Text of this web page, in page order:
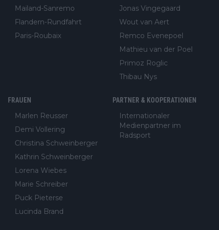
Mailand-Sanremo
Flandern-Rundfahrt
Paris-Roubaix
Jonas Vingegaard
Wout van Aert
Remco Evenepoel
Mathieu van der Poel
Primoz Roglic
Thibau Nys
FRAUEN
Marlen Reusser
Demi Vollering
Christina Schweinberger
Kathrin Schweinberger
Lorena Wiebes
Marie Schreiber
Puck Pieterse
Lucinda Brand
PARTNER & KOOPERATIONEN
Internationaler
Medienpartner im
Radsport